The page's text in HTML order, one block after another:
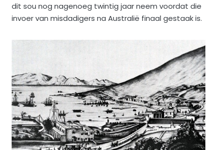
dit sou nog nagenoeg twintig jaar neem voordat die
invoer van misdadigers na Australië finaal gestaak is.